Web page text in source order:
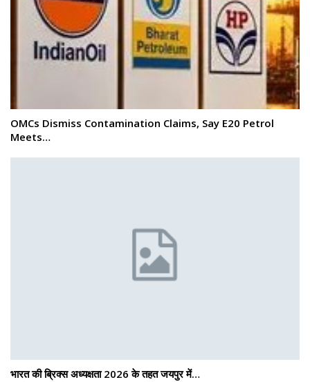
OMCs Dismiss Contamination Claims, Say E20 Petrol
Meets…
भारत की ब्रिक्‍स अध्यक्षता 2026 के तहत जयपुर में…